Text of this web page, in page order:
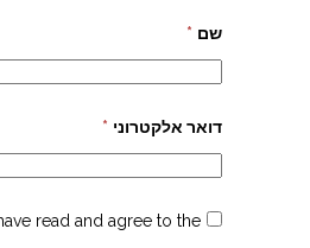
שם *
דואר אלקטרוני *
have read and agree to the